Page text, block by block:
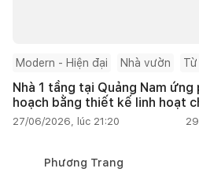
Modern - Hiện đại Nhà vườn
Nhà 1 tầng tại Quảng Nam
hoạch bằng thiết kế linh hoạt
27/06/2026, lúc 21:20 29
Phương Trang